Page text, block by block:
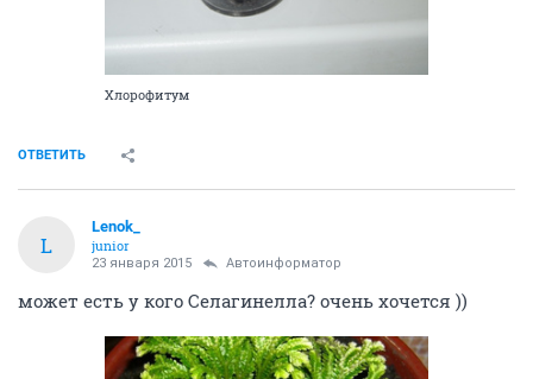
Хлорофитум
ОТВЕТИТЬ
L
Lenok_
junior
23 января 2015 Автоинформатор
может есть у кого Селагинелла? очень хочется ))